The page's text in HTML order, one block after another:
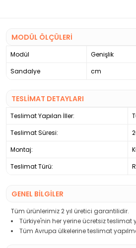
MODÜL ÖLÇÜLERİ
Modül Genişlik
Sandalye
cm
TESLİMAT DETAYLARI
Teslimat Yapılan İller:
Teslimat Süresi:
Montaj:
Teslimat Türü:
GENEL BİLGİLER
Tüm ürünlerimiz 2 yıl üretici garantilidir.
Türkiye'nin her yerine ücretsiz teslimat
Tüm Avrupa ülkelerine teslimat